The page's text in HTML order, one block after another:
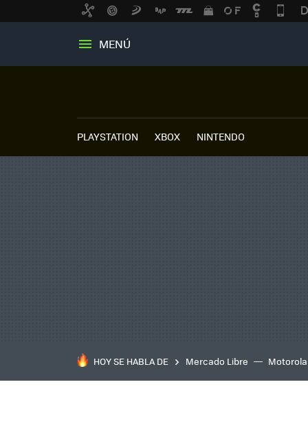
MENÚ
PLAYSTATION XBOX NINTENDO
HOY SE HABLA DE Mercado Libre Motorola